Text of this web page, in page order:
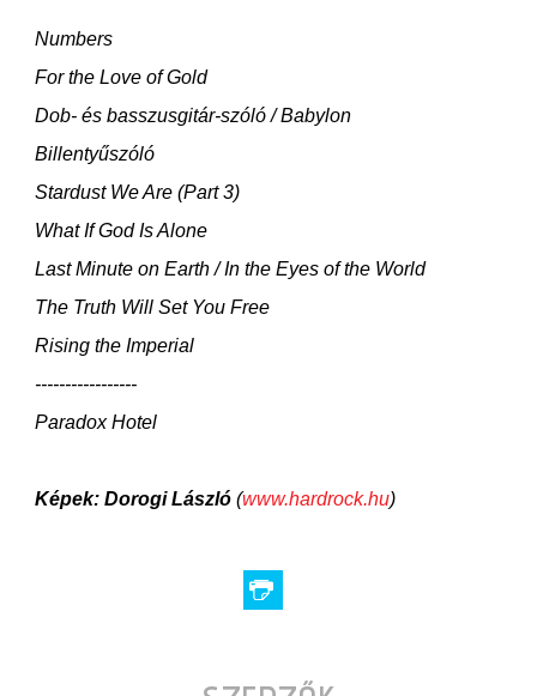
Numbers
For the Love of Gold
Dob- és basszusgitár-szóló / Babylon
Billentyűszóló
Stardust We Are (Part 3)
What If God Is Alone
Last Minute on Earth / In the Eyes of the World
The Truth Will Set You Free
Rising the Imperial
-----------------
Paradox Hotel
Képek: Dorogi László (www.hardrock.hu)